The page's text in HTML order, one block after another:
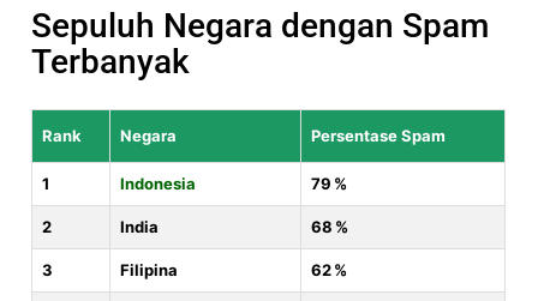
Sepuluh Negara dengan Spam
Terbanyak
Rank Negara Persentase Spam
1 Indonesia 79 %
2 India 68 %
3 Filipina 62 %